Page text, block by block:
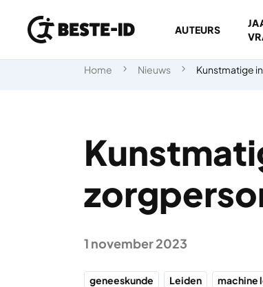
Ga naar inhoud
AUTEURS
Home Nieuws Kunstmatige
1 november 2023
geneeskunde Leiden machine